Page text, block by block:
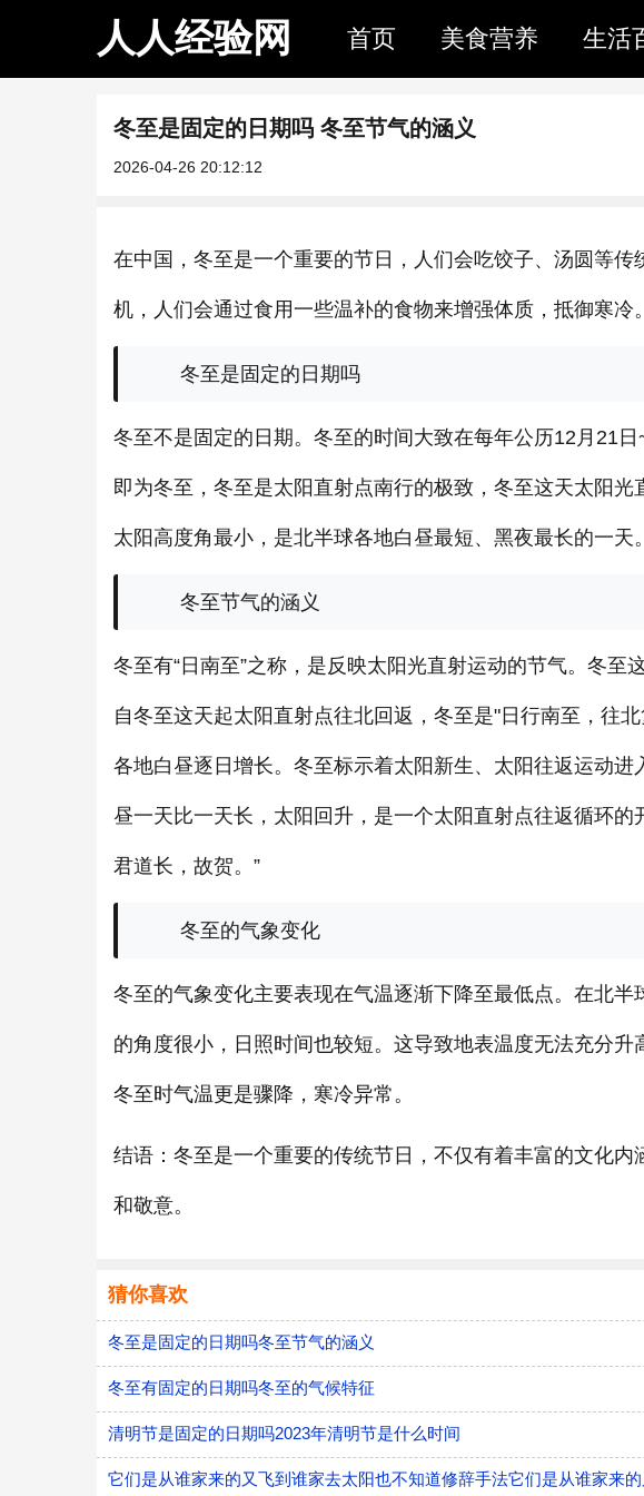
人人经验网 首页 美食营养 生活
冬至是固定的日期吗 冬至节气的涵义
2026-04-26 20:12:12
在中国，冬至是一个重要的节日，人们会吃饺子、 汤圆等传
机，人们会通过食用一些温补的食物来增强体质，抵御寒冷
冬至是固定的日期吗
冬至不是固定的日期。冬至的时间大致在每年公历12月21
即为冬至，冬至是太阳直射点南行的极致，冬至这天太阳光
太阳高度角最小，是北半球各地白昼最短、黑夜最长的一天。
冬至节气的涵义
冬至有“日南至”之称，是反映太阳光直射运动的节气。冬至
自冬至这天起太阳直射点往北回返，冬至是"日行南至，往
各地白昼逐日增长。冬至标示着太阳新生、太阳往返运动
昼一天比一天长，太阳回升，是一个太阳直射点往返循环的
君道长，故贺。”
冬至的气象变化
冬至的气象变化主要表现在气温逐渐下降至最低点。在北
的角度很小，日照时间也较短。这导致地表温度无法充分升
冬至时气温更是骤降，寒冷异常。
结语：冬至是一个重要的传统节日，不仅有着丰富的文化
和敬意。
猜你喜欢
冬至是固定的日期吗冬至节气的涵义
冬至有固定的日期吗冬至的气候特征
清明节是固定的日期吗2023年清明节是什么时间